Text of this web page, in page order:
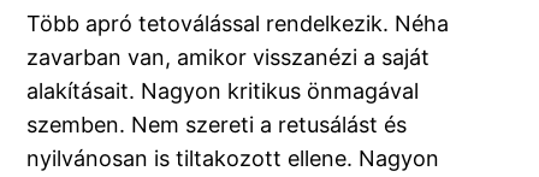
Több apró tetoválással rendelkezik. Néha
zavarban van, amikor visszanézi a saját
alakításait. Nagyon kritikus önmagával
szemben. Nem szereti a retusálást és
nyilvánosan is tiltakozott ellene. Nagyon